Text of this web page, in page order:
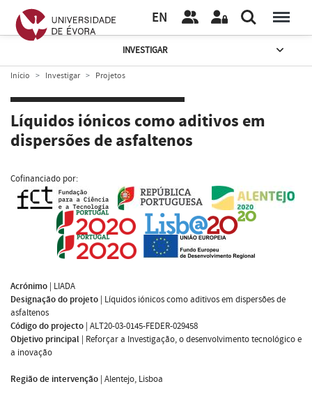
EN
INVESTIGAR
Início Investigar Projetos
Líquidos iónicos como aditivos em
dispersões de asfaltenos
Cofinanciado por:
Acrónimo | LIADA
Designação do projeto | Líquidos iónicos como aditivos em dispersões de
asfaltenos
Código do projecto | ALT20-03-0145-FEDER-029458
Objetivo principal | Reforçar a Investigação, o desenvolvimento tecnológico e
a inovação
Região de intervenção | Alentejo, Lisboa